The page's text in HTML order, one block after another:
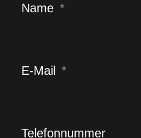
Name
E-Mail
Telefonnummer